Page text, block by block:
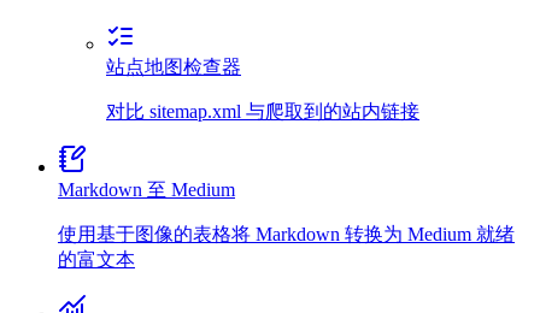
站点地图检查器
对比 sitemap.xml 与爬取到的站内链接
Markdown 至 Medium
使用基于图像的表格将 Markdown 转换为 Medium 就绪
的富文本